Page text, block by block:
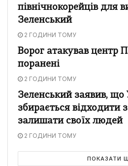
північнокорейців для
Зеленський
2 ГОДИНИ ТОМУ
Ворог атакував центр
поранені
2 ГОДИНИ ТОМУ
Зеленський заявив, що
збирається відходити
залишати своїх людей
2 ГОДИНИ ТОМУ
ПОКАЗАТИ